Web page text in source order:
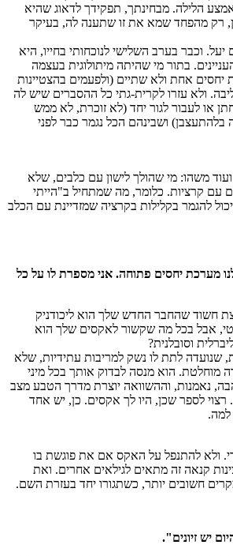
הלילה. מבחינתך, תפקידך לדאוג שהיא
רק מהפחד שמא את זו שתענה לה, בעיקר
יעל. וכבר בערב השלישי לנוכחותי בחייו, היא
בתור מי שהיתה מיתולוגית בעצמה
יחסים אחת ולא שתיים (ולפעמים בהצטיינות
ולא עזרו לקרית-גתי כל ההסברים שיש לה
או לעבור לגור יחד (לא זוכרת, לא ממש
בלהתעצבן) ושבינהם הכל נגמר כבר לפני
משהו: מי שהולך לישון עם כלבים, שלא
עם קרציות. כלומר, מה שמתחיל ב"הייתי
להגמר בקלילות בקרציה שמזדיינת עם הכלב
מספר 2: "יש לנו מערכת יחסים פתוחה. אני מספרת לו על כל
חשוד שהחבר החדש שלך הוא ליכודניק
אבל בכל מה שקשור לאקסים שלך הוא
וסובלנית?
שנועדה לתת לו נשק למריבות עתידיות, שלא
מוחלטת. הוא מנסה לבדוק אותך בכל מיני
נאמנות, וההשוואה יוצרת מדרך הטבע מצב
לספר שכן, היו לך אקסים. כן, יש אחד
למה.
ולא להתנפל על האקס אם את פוגשת בו
קנאה זה מתאים לגילאים אחרים. ואת
חשובים יותר, כשתגורו יחד בעזרת השם.